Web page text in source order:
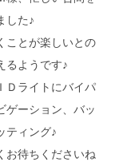
した♪
ことが楽しいとの
るようです♪
Ｄライトにバイパ
ゲーション、バッ
ティング♪
お待ちくださいね